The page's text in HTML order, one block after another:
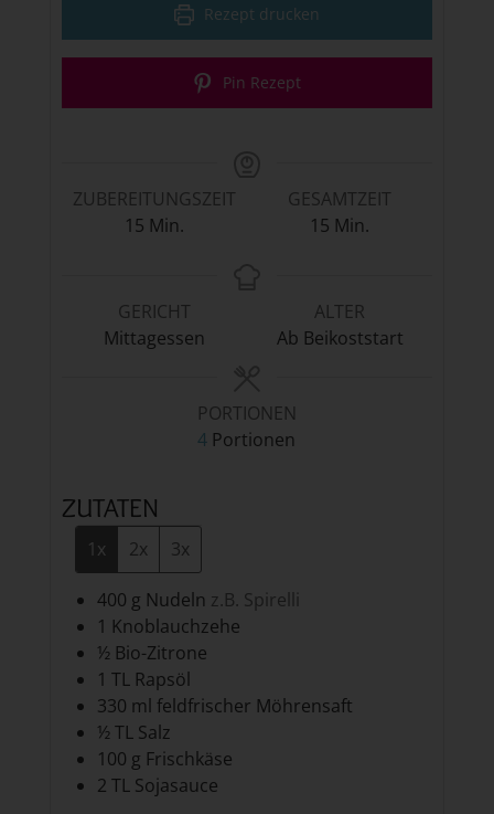
Rezept drucken
Pin Rezept
ZUBEREITUNGSZEIT
15Minuten
Min.
GESAMTZEIT
15 Minuten
Min.
GERICHT
Mittagessen
ALTER
Ab Beikoststart
PORTIONEN
4 Portionen
ZUTATEN
1x 2x 3x
400 g Nudeln z.B. Spirelli
1 Knoblauchzehe
½ Bio-Zitrone
1 TL Rapsöl
330 ml feldfrischer Möhrensaft
½TL Salz
100 g Frischkäse
2 TL Sojasauce